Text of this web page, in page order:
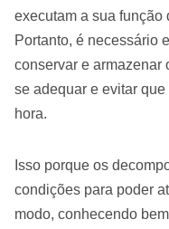
executam a sua função
Portanto, é necessário
conservar e armazenar
se adequar e evitar
hora.
Isso porque os
condições para poder
modo, conhecendo